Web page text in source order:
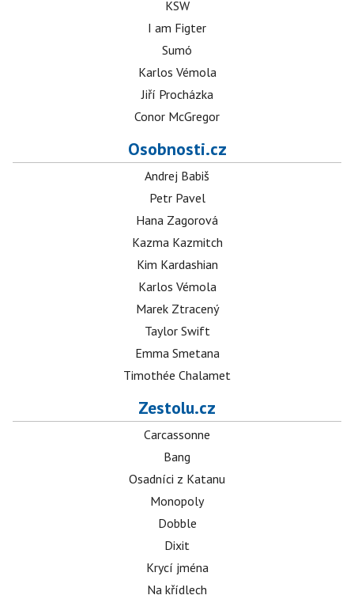
KSW
I am Figter
Sumó
Karlos Vémola
Jiří Procházka
Conor McGregor
Osobnosti.cz
Andrej Babiš
Petr Pavel
Hana Zagorová
Kazma Kazmitch
Kim Kardashian
Karlos Vémola
Marek Ztracený
Taylor Swift
Emma Smetana
Timothée Chalamet
Zestolu.cz
Carcassonne
Bang
Osadníci z Katanu
Monopoly
Dobble
Dixit
Krycí jména
Na křídlech